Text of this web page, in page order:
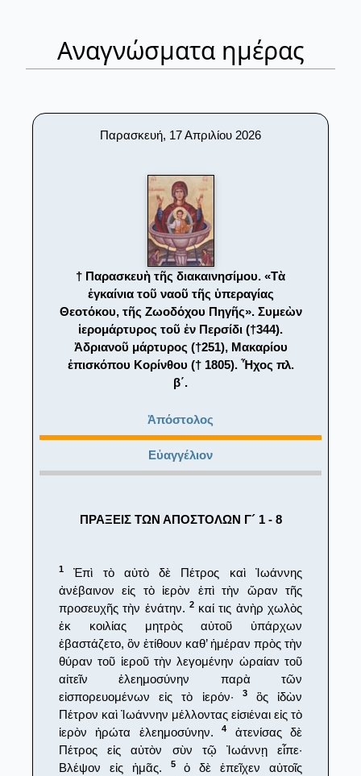
Αναγνώσματα ημέρας
Παρασκευή, 17 Απριλίου 2026
† Παρασκευὴ τῆς διακαινησίμου. «Τὰ
ἐγκαίνια τοῦ ναοῦ τῆς ὑπεραγίας
Θεοτόκου, τῆς Ζωοδόχου Πηγῆς». Συμεὼν
ἱερομάρτυρος τοῦ ἐν Περσίδι (†344).
Ἀδριανοῦ μάρτυρος (†251), Μακαρίου
ἐπισκόπου Κορίνθου († 1805). Ἦχος πλ.
β΄.
Ἀπόστολος
Εὐαγγέλιον
ΠΡΑΞΕΙΣ ΤΩΝ ΑΠΟΣΤΟΛΩΝ Γ´ 1 - 8
1
Ἐπὶ τὸ αὐτὸ δὲ Πέτρος καὶ Ἰωάννης
ἀνέβαινον εἰς τὸ ἱερὸν ἐπὶ τὴν ὥραν τῆς
προσευχῆς τὴν ἐνάτην. 2καί τις ἀνὴρ χωλὸς
ἐκ κοιλίας μητρὸς αὐτοῦ ὑπάρχων
ἐβαστάζετο, ὃν ἐτίθουν καθ’ ἡμέραν πρὸς τὴν
θύραν τοῦ ἱεροῦ τὴν λεγομένην ὡραίαν τοῦ
αἰτεῖν ἐλεημοσύνην παρὰ τῶν
εἰσπορευομένων εἰς τὸ ἱερόν·
3ὃς ἰδὼν
Πέτρον καὶ Ἰωάννην μέλλοντας εἰσιέναι εἰς τὸ
ἱερὸν ἠρώτα ἐλεημοσύνην.4
ἀτενίσας δὲ
Πέτρος εἰς αὐτὸν σὺν τῷ Ἰωάννῃ εἶπε·
Βλέψον εἰς ἡμᾶς.
5ὁ δὲ ἐπεῖχεν αὐτοῖς